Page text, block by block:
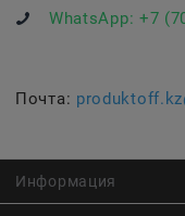
WhatsApp: +7
Почта:
Информация